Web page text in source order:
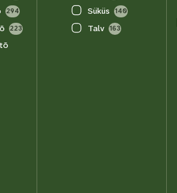
294
223
Süküs 140
Talv 163